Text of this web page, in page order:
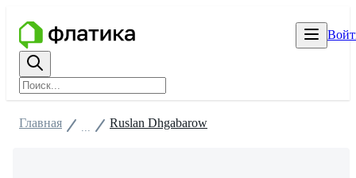
Главная Ruslan Dhgabarow